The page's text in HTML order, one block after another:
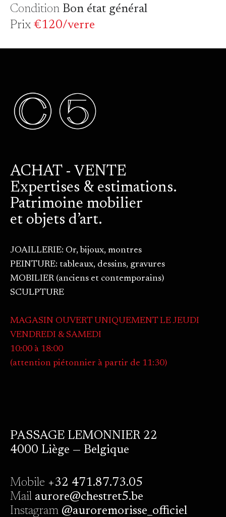
Condition Bon état général
Prix€120/verre
ACHAT - VENTE
Expertises & estimations.
Patrimoine mobilier
et objets d’art.
JOAILLERIE: Or, bijoux, montres
PEINTURE: tableaux, dessins, gravures
MOBILIER (anciens et contemporains)
SCULPTURE
MAGASIN OUVERT UNIQUEMENT LE JEUDI
VENDREDI & SAMEDI
10:00 à 18:00
(attention piétonnier à partir de 11:30)
PASSAGE LEMONNIER 22
4000 Liège — Belgique
Mobile +32 471.87.73.05
Mailaurore@chestret5.be
Instagram@auroremorisse_officiel